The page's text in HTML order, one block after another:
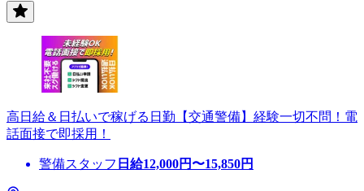
高日給＆日払いで稼げる日勤【交通警備】経験一切不問！電
話面接で即採用！
警備スタッフ 日給12,000円〜15,850円